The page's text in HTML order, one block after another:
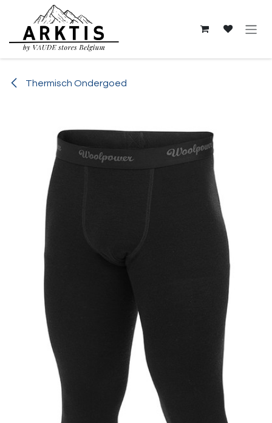
Overslaan naar inhoud
Thermisch Ondergoed